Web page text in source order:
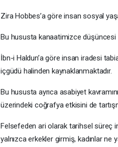
Zira Hobbes’a göre insan sosyal
Bu hususta kanaatimizce düşüncesi
İbn-i Haldun’a göre insan iradesi
içgüdü halinden kaynaklanmaktadır.
Bu hususta ayrıca asabiyet
üzerindeki coğrafya etkisini de
Felsefeden ari olarak tarihsel süreç
yalnızca erkekler girmiş, kadınlar ne